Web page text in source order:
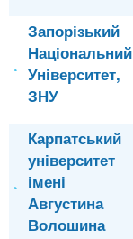
Запорізький
Національний
Університет,
ЗНУ
Карпатський
університет
імені
Августина
Волошина